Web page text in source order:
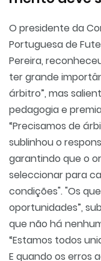
O presidente da
Portuguesa de
Pereira,
ter grande
árbitro”, mas
pedagogia e
“Precisamos de
sublinhou o
garantindo que o
seleccionar para
condições". "Os
oportunidades”,
que não há
“Estamos todos
E quando os erros